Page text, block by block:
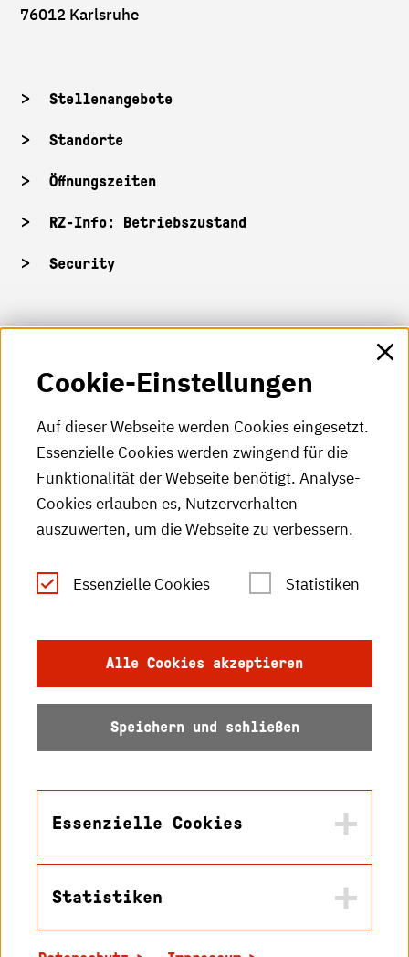
76012 Karlsruhe
Stellenangebote
Standorte
Öffnungszeiten
RZ-Info: Betriebszustand
Security
HKA-Shop
HKA-Videos
HKA-Podcast
HKA-Publikationen
RSS-Feed
Leichte Sprache
Datenschutz
Barrierefreiheit
Karlsruhe
Cookie-Einstellungen
Auf dieser Webseite werden Cookies eingesetzt.
Essenzielle Cookies werden zwingend für die
Funktionalität der Webseite benötigt. Analyse-
Cookies erlauben es, Nutzerverhalten
auszuwerten, um die Webseite zu verbessern.
Essenzielle Cookies Statistiken
Alle Cookies akzeptieren
Speichern und schließen
Essenzielle Cookies
in2cookiemodal-selection
Statistiken